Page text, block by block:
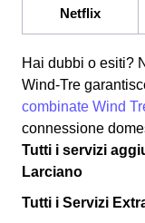
Netflix
Hai dubbi o esiti?
Wind-Tre
combinate Wind
connessione
Tutti i servizi
Larciano
Tutti i Servizi